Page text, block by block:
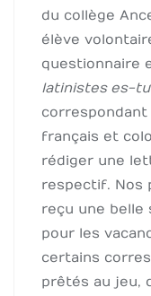
du collège
élève
questionnaire
latinistes es-tu
correspondant
français et
rédiger une
respectif. Nos
reçu une belle
pour les
certains
prêtés au jeu,